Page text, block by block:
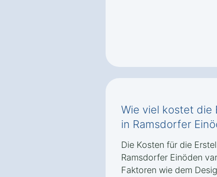
Wie viel kostet die
in Ramsdorfer
Die Kosten für die
Ramsdorfer Einöden
Faktoren wie dem